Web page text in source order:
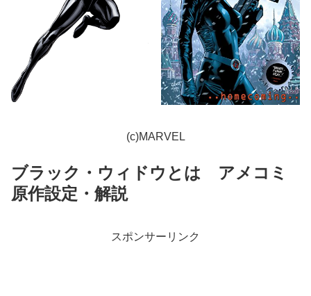
(c)MARVEL
ブラック・ウィドウとは アメコミ
原作設定・解説
スポンサーリンク